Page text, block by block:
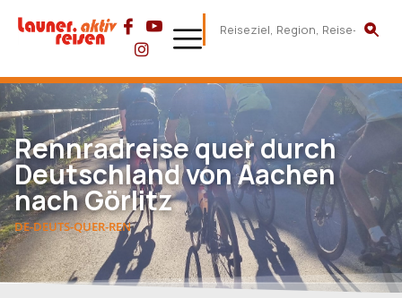
Rennradreise quer durch
Deutschland von Aachen
nach Görlitz
DE-DEUTS-QUER-REN